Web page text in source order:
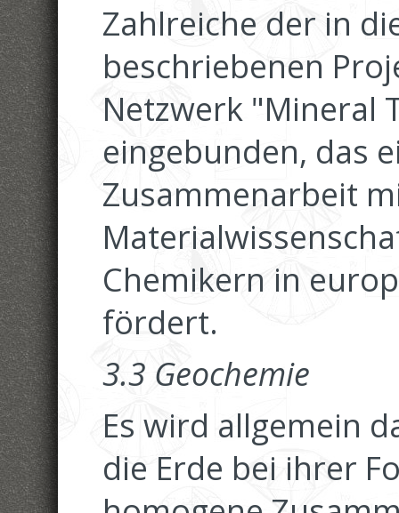
Zahlreiche der in
beschriebenen
Netzwerk "Mineral
eingebunden, das
Zusammenarbeit
Chemikern in
fördert.
3.3 Geochemie
Es wird allgemein
die Erde bei ihrer